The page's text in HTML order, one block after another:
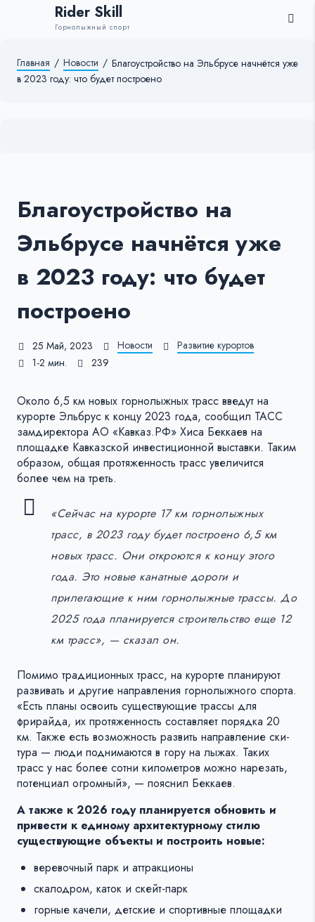
Rider Skill
Горнолыжный спорт
Главная / Новости / Благоустройство на Эльбрусе начнётся уже
в 2023 году: что будет построено
Благоустройство на
Эльбрусе начнётся уже
в 2023 году: что будет
построено
25 Май, 2023 Новости
Развитие курортов
1-2 мин.
239
Около 6,5 км новых горнолыжных трасс введут на
курорте Эльбрус к концу 2023 года, сообщил ТАСС
замдиректора АО «Кавказ.РФ» Хиса Беккаев на
площадке Кавказской инвестиционной выставки. Таким
образом, общая протяженность трасс увеличится
более чем на треть.
«Сейчас на курорте 17 км горнолыжных
трасс, в 2023 году будет построено 6,5 км
новых трасс. Они откроются к концу этого
года. Это новые канатные дороги и
прилегающие к ним горнолыжные трассы. До
2025 года планируется строительство еще 12
км трасс», — сказал он.
Помимо традиционных трасс, на курорте планируют
развивать и другие направления горнолыжного спорта.
«Есть планы освоить существующие трассы для
фрирайда, их протяженность составляет порядка 20
км. Также есть возможность развить направление ски-
тура — люди поднимаются в гору на лыжах. Таких
трасс у нас более сотни километров можно нарезать,
потенциал огромный», — пояснил Беккаев.
А также к 2026 году планируется обновить и
привести к единому архитектурному стилю
существующие объекты и построить новые:
веревочный парк и аттракционы
скалодром, каток и скейт-парк
горные качели, детские и спортивные площадки